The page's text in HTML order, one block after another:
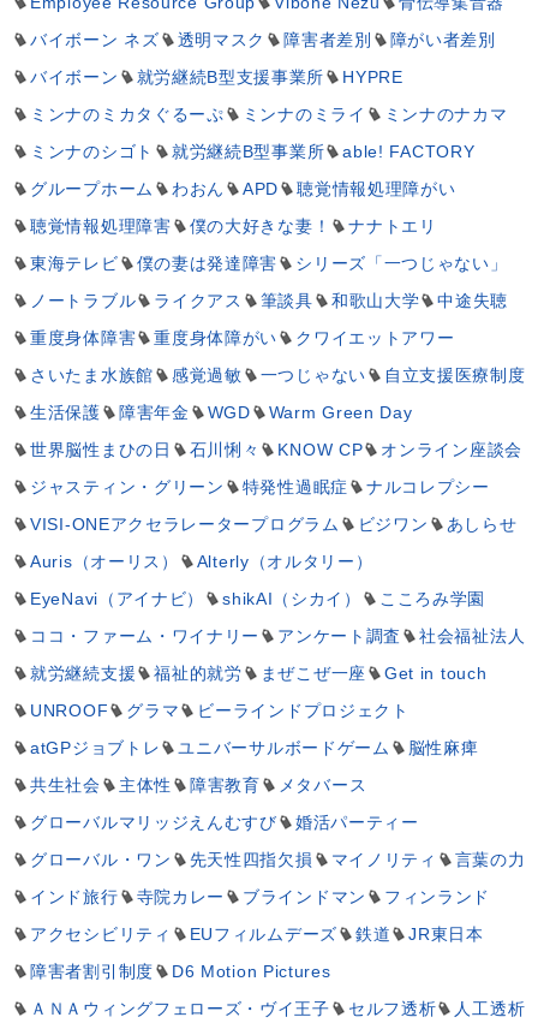
バイボーン ネズ
透明マスク 障害者差別
障がい者差別
バイボーン
就労継続B型支援事業所
HYPRE
ミンナのミカタぐるーぷ
ミンナのミライ
ミンナのナカマ
ミンナのシゴト
就労継続B型事業所
able! FACTORY
グループホーム
わおん APD
聴覚情報処理障がい
聴覚情報処理障害
僕の大好きな妻！
ナナトエリ
東海テレビ
僕の妻は発達障害
シリーズ「一つじゃない」
ノートラブル
ライクアス 筆談具 和歌山大学
中途失聴
重度身体障害
重度身体障がい
クワイエットアワー
さいたま水族館
感覚過敏 一つじゃない
自立支援医療制度
生活保護
障害年金 WGD
Warm Green Day
世界脳性まひの日
石川悧々 KNOW CP
オンライン座談会
ジャスティン・グリーン
特発性過眠症
ナルコレプシー
VISI-ONEアクセラレータープログラム
ビジワン
あしらせ
Auris（オーリス）
Alterly（オルタリー）
EyeNavi（アイナビ）
shikAI（シカイ）
こころみ学園
ココ・ファーム・ワイナリー
アンケート調査
社会福祉法人
就労継続支援
福祉的就労 まぜこぜ一座
Get in touch
UNROOF
グラマ
ビーラインドプロジェクト
atGPジョブトレ
ユニバーサルボードゲーム
脳性麻痺
共生社会
主体性 障害教育
メタバース
グローバルマリッジえんむすび
婚活パーティー
グローバル・ワン
先天性四指欠損 マイノリティ
言葉の力
インド旅行
寺院カレー ブラインドマン
フィンランド
アクセシビリティ
EUフィルムデーズ 鉄道
JR東日本
障害者割引制度
D6 Motion Pictures
ＡＮＡウィングフェローズ・ヴイ王子
セルフ透析
人工透析